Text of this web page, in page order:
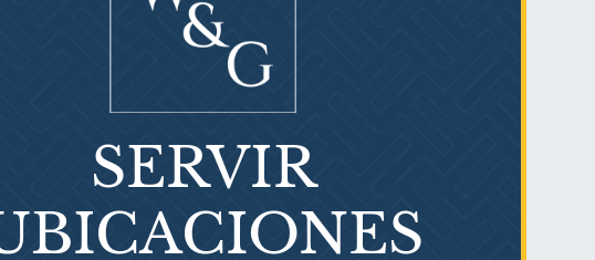
¿Qué es el mesotelioma?
SERVIR